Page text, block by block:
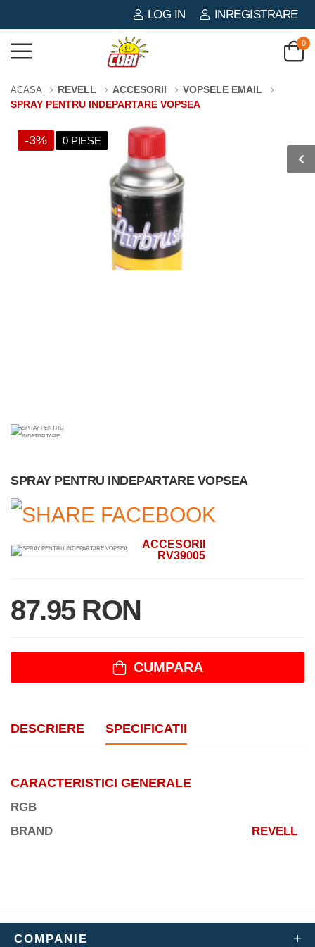
LOG IN INREGISTRARE
0
ACASA REVELL ACCESORII
VOPSELE EMAIL
SPRAY PENTRU INDEPARTARE VOPSEA
-3% 0 PIESE
SPRAY PENTRU INDEPARTARE VOPSEA
ACCESORII
RV39005
87.95 RON
CUMPARA
DESCRIERE SPECIFICATII
CARACTERISTICI GENERALE
RGB
BRAND
REVELL
COMPANIE